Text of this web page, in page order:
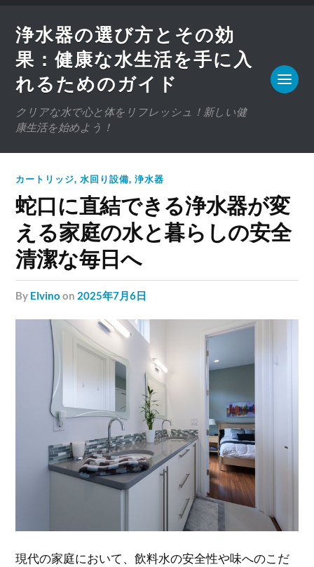
浄水器の選び方とその効
果：健康な水生活を手に入
れるためのガイド
クリアな水で心と体をリフレッシュ！新しい健
康生活を始めよう！
カートリッジ,水回り設備,浄水器
蛇口に直結できる浄水器が変
える家庭の水と暮らしの安全
清潔な毎日へ
by Elvino on 2025年7月6日
現代の家庭において、飲料水の安全性や味へのこだ